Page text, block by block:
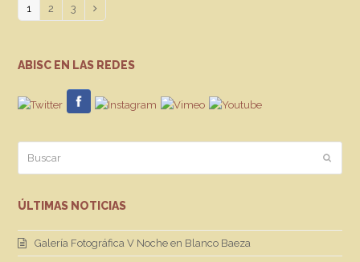
Page
1 Page
2 Page
3
ABISC EN LAS REDES
Enviar
ÚLTIMAS NOTICIAS
Galería Fotográfica V Noche en Blanco Baeza